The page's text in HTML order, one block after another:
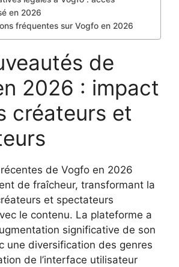
en 2026
fréquentes sur Vogfo en 2026
de
2026 : impact
créateurs et
de Vogfo en 2026
de fraîcheur, transformant la
et spectateurs
le contenu. La plateforme a
significative de son
une diversification des genres
de l’interface utilisateur